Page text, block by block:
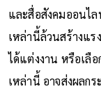
และสื่อสังคมออนไ
เหล่านี้ล้วนสร้างแ
ได้แต่งงาน หรือเลื
เหล่านี้ อาจส่งผลก